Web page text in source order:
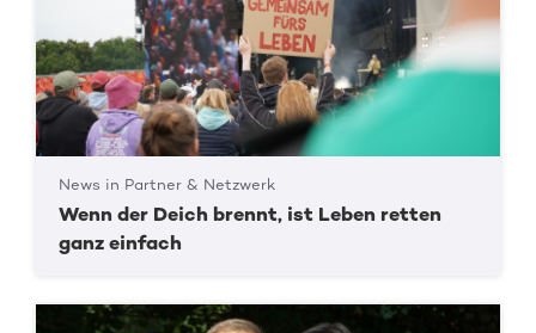
News in Partner & Netzwerk
Wenn der Deich brennt, ist Leben retten
ganz einfach